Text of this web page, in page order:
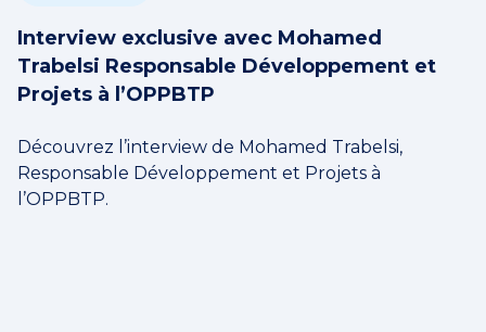
Interview exclusive avec Mohamed
Trabelsi Responsable Développement et
Projets à l’OPPBTP
Découvrez l’interview de Mohamed Trabelsi,
Responsable Développement et Projets à
l’OPPBTP.